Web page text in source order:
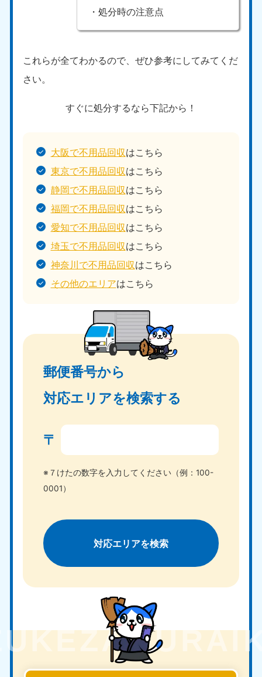
・処分時の注意点
これらが全てわかるので、ぜひ参考にしてみてくだ
さい。
すぐに処分するなら下記から！
大阪で不用品回収はこちら
東京で不用品回収はこちら
静岡で不用品回収はこちら
福岡で不用品回収はこちら
愛知で不用品回収はこちら
埼玉で不用品回収はこちら
神奈川で不用品回収はこちら
その他のエリアはこちら
郵便番号から
対応エリアを検索する
〒
※７けたの数字を入力してください（例：100-
0001）
対応エリアを検索